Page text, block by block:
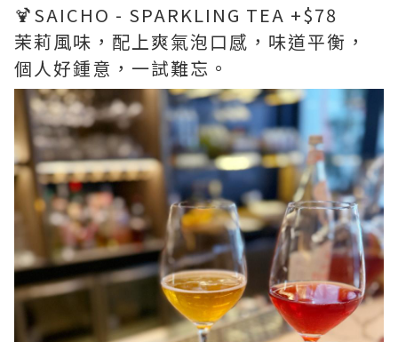
🍹SAICHO - SPARKLING TEA +$78
茉莉風味，配上爽氣泡口感，味道平衡，
個人好鍾意，一試難忘。